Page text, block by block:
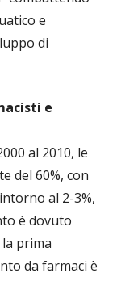
e
di
e
al 2010, le
del 60%, con
al 2-3%,
è dovuto
prima
da farmaci è